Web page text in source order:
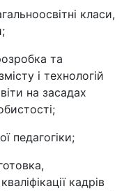
класи,
та
і технологій
на засадах
педагогіки;
кадрів